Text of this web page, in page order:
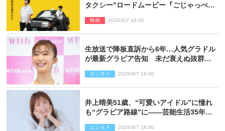
タクシー”ロードムービー『ごじゃっぺタ
映画 2026/8/7 18:00
生放送で降板直訴から6年…人気グラドル
が最新グラビア告知 未だ衰えぬ抜群ス
エンタメ 2026/8/7 18:00
井上晴美51歳、“可愛いアイドル”に憧れ
も“グラビア路線”に――芸能生活35年を
エンタメ 2026/8/7 18:00